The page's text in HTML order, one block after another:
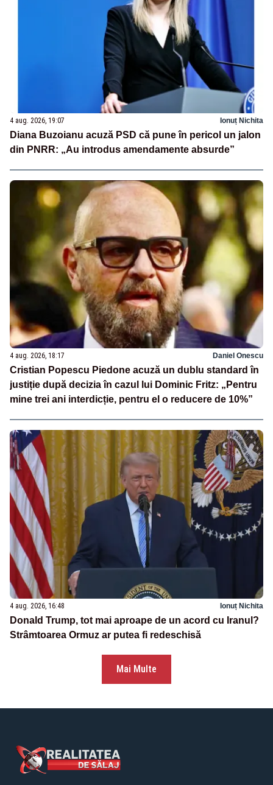
4 aug. 2026, 19:07 Ionuț Nichita
Diana Buzoianu acuză PSD că pune în pericol un jalon
din PNRR: „Au introdus amendamente absurde”
4 aug. 2026, 18:17 Daniel Onescu
Cristian Popescu Piedone acuză un dublu standard în
justiție după decizia în cazul lui Dominic Fritz: „Pentru
mine trei ani interdicție, pentru el o reducere de 10%”
4 aug. 2026, 16:48 Ionuț Nichita
Donald Trump, tot mai aproape de un acord cu Iranul?
Strâmtoarea Ormuz ar putea fi redeschisă
Mai Multe